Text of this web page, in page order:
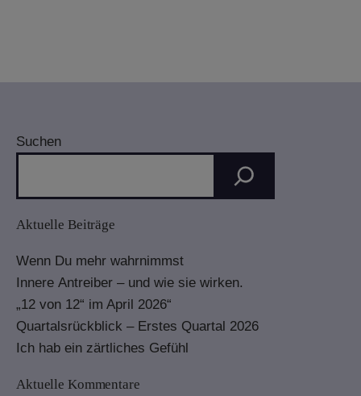
Suchen
Aktuelle Beiträge
Wenn Du mehr wahrnimmst
Innere Antreiber – und wie sie wirken.
„12 von 12“ im April 2026“
Quartalsrückblick – Erstes Quartal 2026
Ich hab ein zärtliches Gefühl
Aktuelle Kommentare